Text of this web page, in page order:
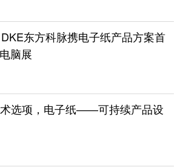
DKE东方科脉携电子纸产品方案首
脑展
选项，电子纸——可持续产品设